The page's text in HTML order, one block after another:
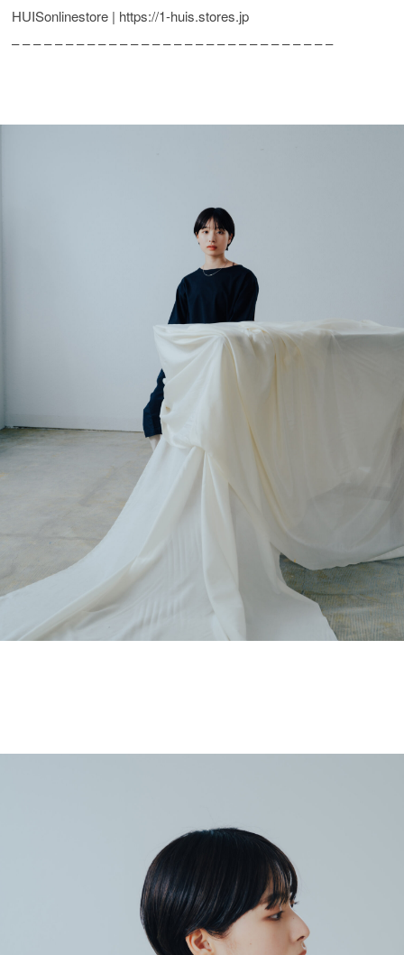
HUISonlinestore | https://1-huis.stores.jp
– – – – – – – – – – – – – – – – – – – – – – – – – – – – – –